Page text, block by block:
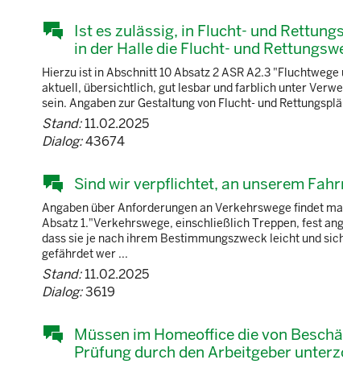
Ist es zulässig, in Flucht- und
in der Halle die Flucht- und
Hierzu ist in Abschnitt 10 Absatz 2 ASR A2.3
aktuell, übersichtlich, gut lesbar und farblich unter
sein. Angaben zur Gestaltung von Flucht- und
Stand:11.02.2025
Dialog:43674
Sind wir verpflichtet, an unserem
Angaben über Anforderungen an Verkehrswege findet
Absatz 1."Verkehrswege, einschließlich Treppen, fest
dass sie je nach ihrem Bestimmungszweck leicht und
gefährdet wer ...
Stand:11.02.2025
Dialog:3619
Müssen im Homeoffice die von
Prüfung durch den Arbeitgeber